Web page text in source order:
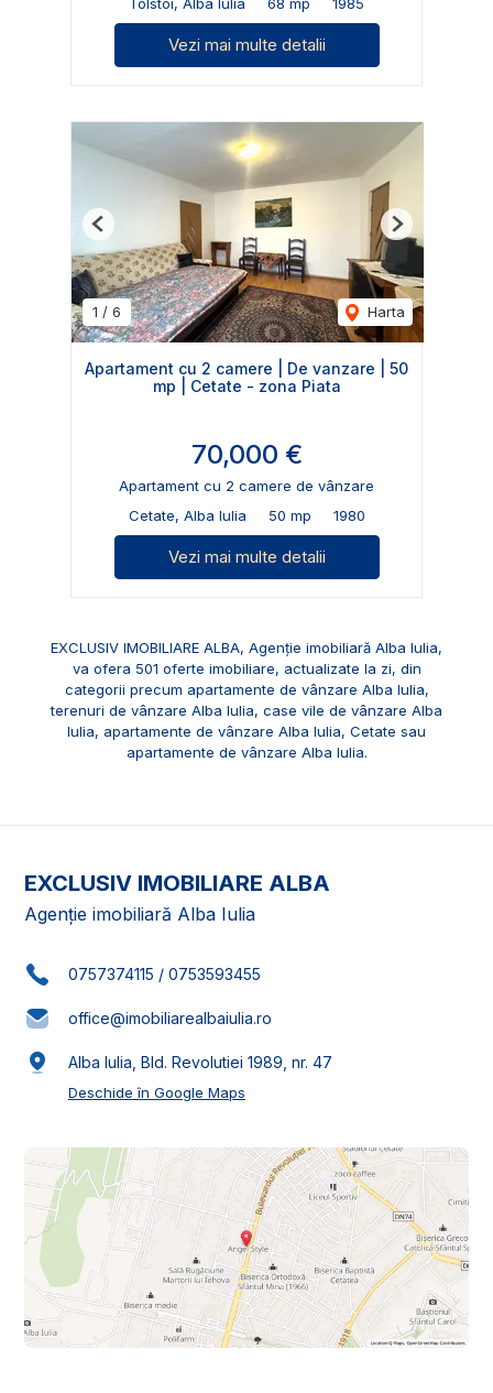
Vezi mai multe detalii
1 / 6 Harta
Previous Next
Apartament cu 2 camere | De vanzare | 50
mp | Cetate - zona Piata
70,000 €
Apartament cu 2 camere de vânzare
Cetate, Alba Iulia
50 mp 1980
Vezi mai multe detalii
EXCLUSIV IMOBILIARE ALBA, Agenție imobiliară Alba Iulia,
va ofera 501 oferte imobiliare, actualizate la zi, din
categorii precum apartamente de vânzare Alba Iulia,
terenuri de vânzare Alba Iulia, case vile de vânzare Alba
Iulia, apartamente de vânzare Alba Iulia, Cetate sau
apartamente de vânzare Alba Iulia.
EXCLUSIV IMOBILIARE ALBA
Agenție imobiliară Alba Iulia
0757374115 / 0753593455
office@imobiliarealbaiulia.ro
Alba Iulia, Bld. Revolutiei 1989, nr. 47
Deschide în Google Maps